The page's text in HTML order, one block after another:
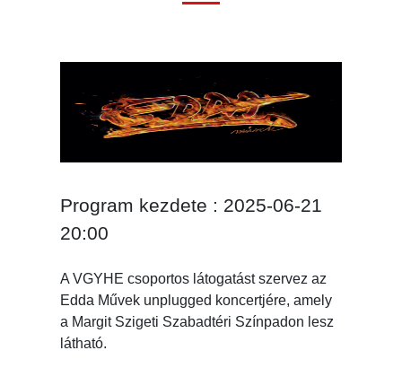
Program kezdete : 2025-06-21
20:00
A VGYHE csoportos látogatást szervez az
Edda Művek unplugged koncertjére, amely
a Margit Szigeti Szabadtéri Színpadon lesz
látható.